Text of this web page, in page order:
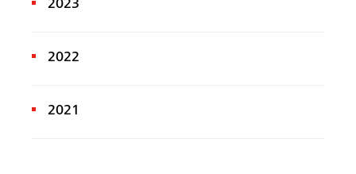
2023
2022
2021